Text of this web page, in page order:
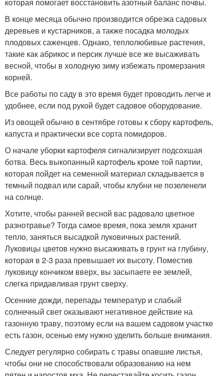
В конце месяца обычно производится обрезка садовых
деревьев и кустарников, а также посадка молодых
плодовых саженцев. Однако, теплолюбивые растения,
такие как абрикос и персик лучше все же высаживать
весной, чтобы в холодную зиму избежать промерзания
корней.
Все работы по саду в это время будет проводить легче и
удобнее, если под рукой будет садовое оборудование.
Из овощей обычно в сентябре готовы к сбору картофель,
капуста и практически все сорта помидоров.
О начале уборки картофеля сигнализирует подсохшая
ботва. Весь выкопанный картофель кроме той партии,
которая пойдет на семенной материал складывается в
темный подвал или сарай, чтобы клубни не позеленели
на солнце.
Хотите, чтобы ранней весной вас радовало цветное
разнотравье? Тогда самое время, пока земля хранит
тепло, заняться высадкой луковичных растений.
Луковицы цветов нужно высаживать в грунт на глубину,
которая в 2-3 раза превышает их высоту. Поместив
луковицу кончиком вверх, вы засыпаете ее землей,
слегка придавливая грунт сверху.
Осенние дожди, перепады температур и слабый
солнечный свет оказывают негативное действие на
газонную траву, поэтому если на вашем садовом участке
есть газон, осенью ему нужно уделить больше внимания.
Следует регулярно собирать с травы опавшие листья,
чтобы они не способствовали образованию на нем